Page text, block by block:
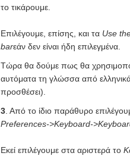
το τικάρουμε.
Επιλέγουμε, επίσης, και τα Use
barεάν δεν είναι ήδη επιλεγμένα.
Τώρα θα δούμε πως θα
αυτόματα τη γλώσσα από
προσθέσει).
3 . Από το ίδιο παράθυρο
Preferences->Keyboard-
Εκεί επιλέγουμε στα αριστερά το